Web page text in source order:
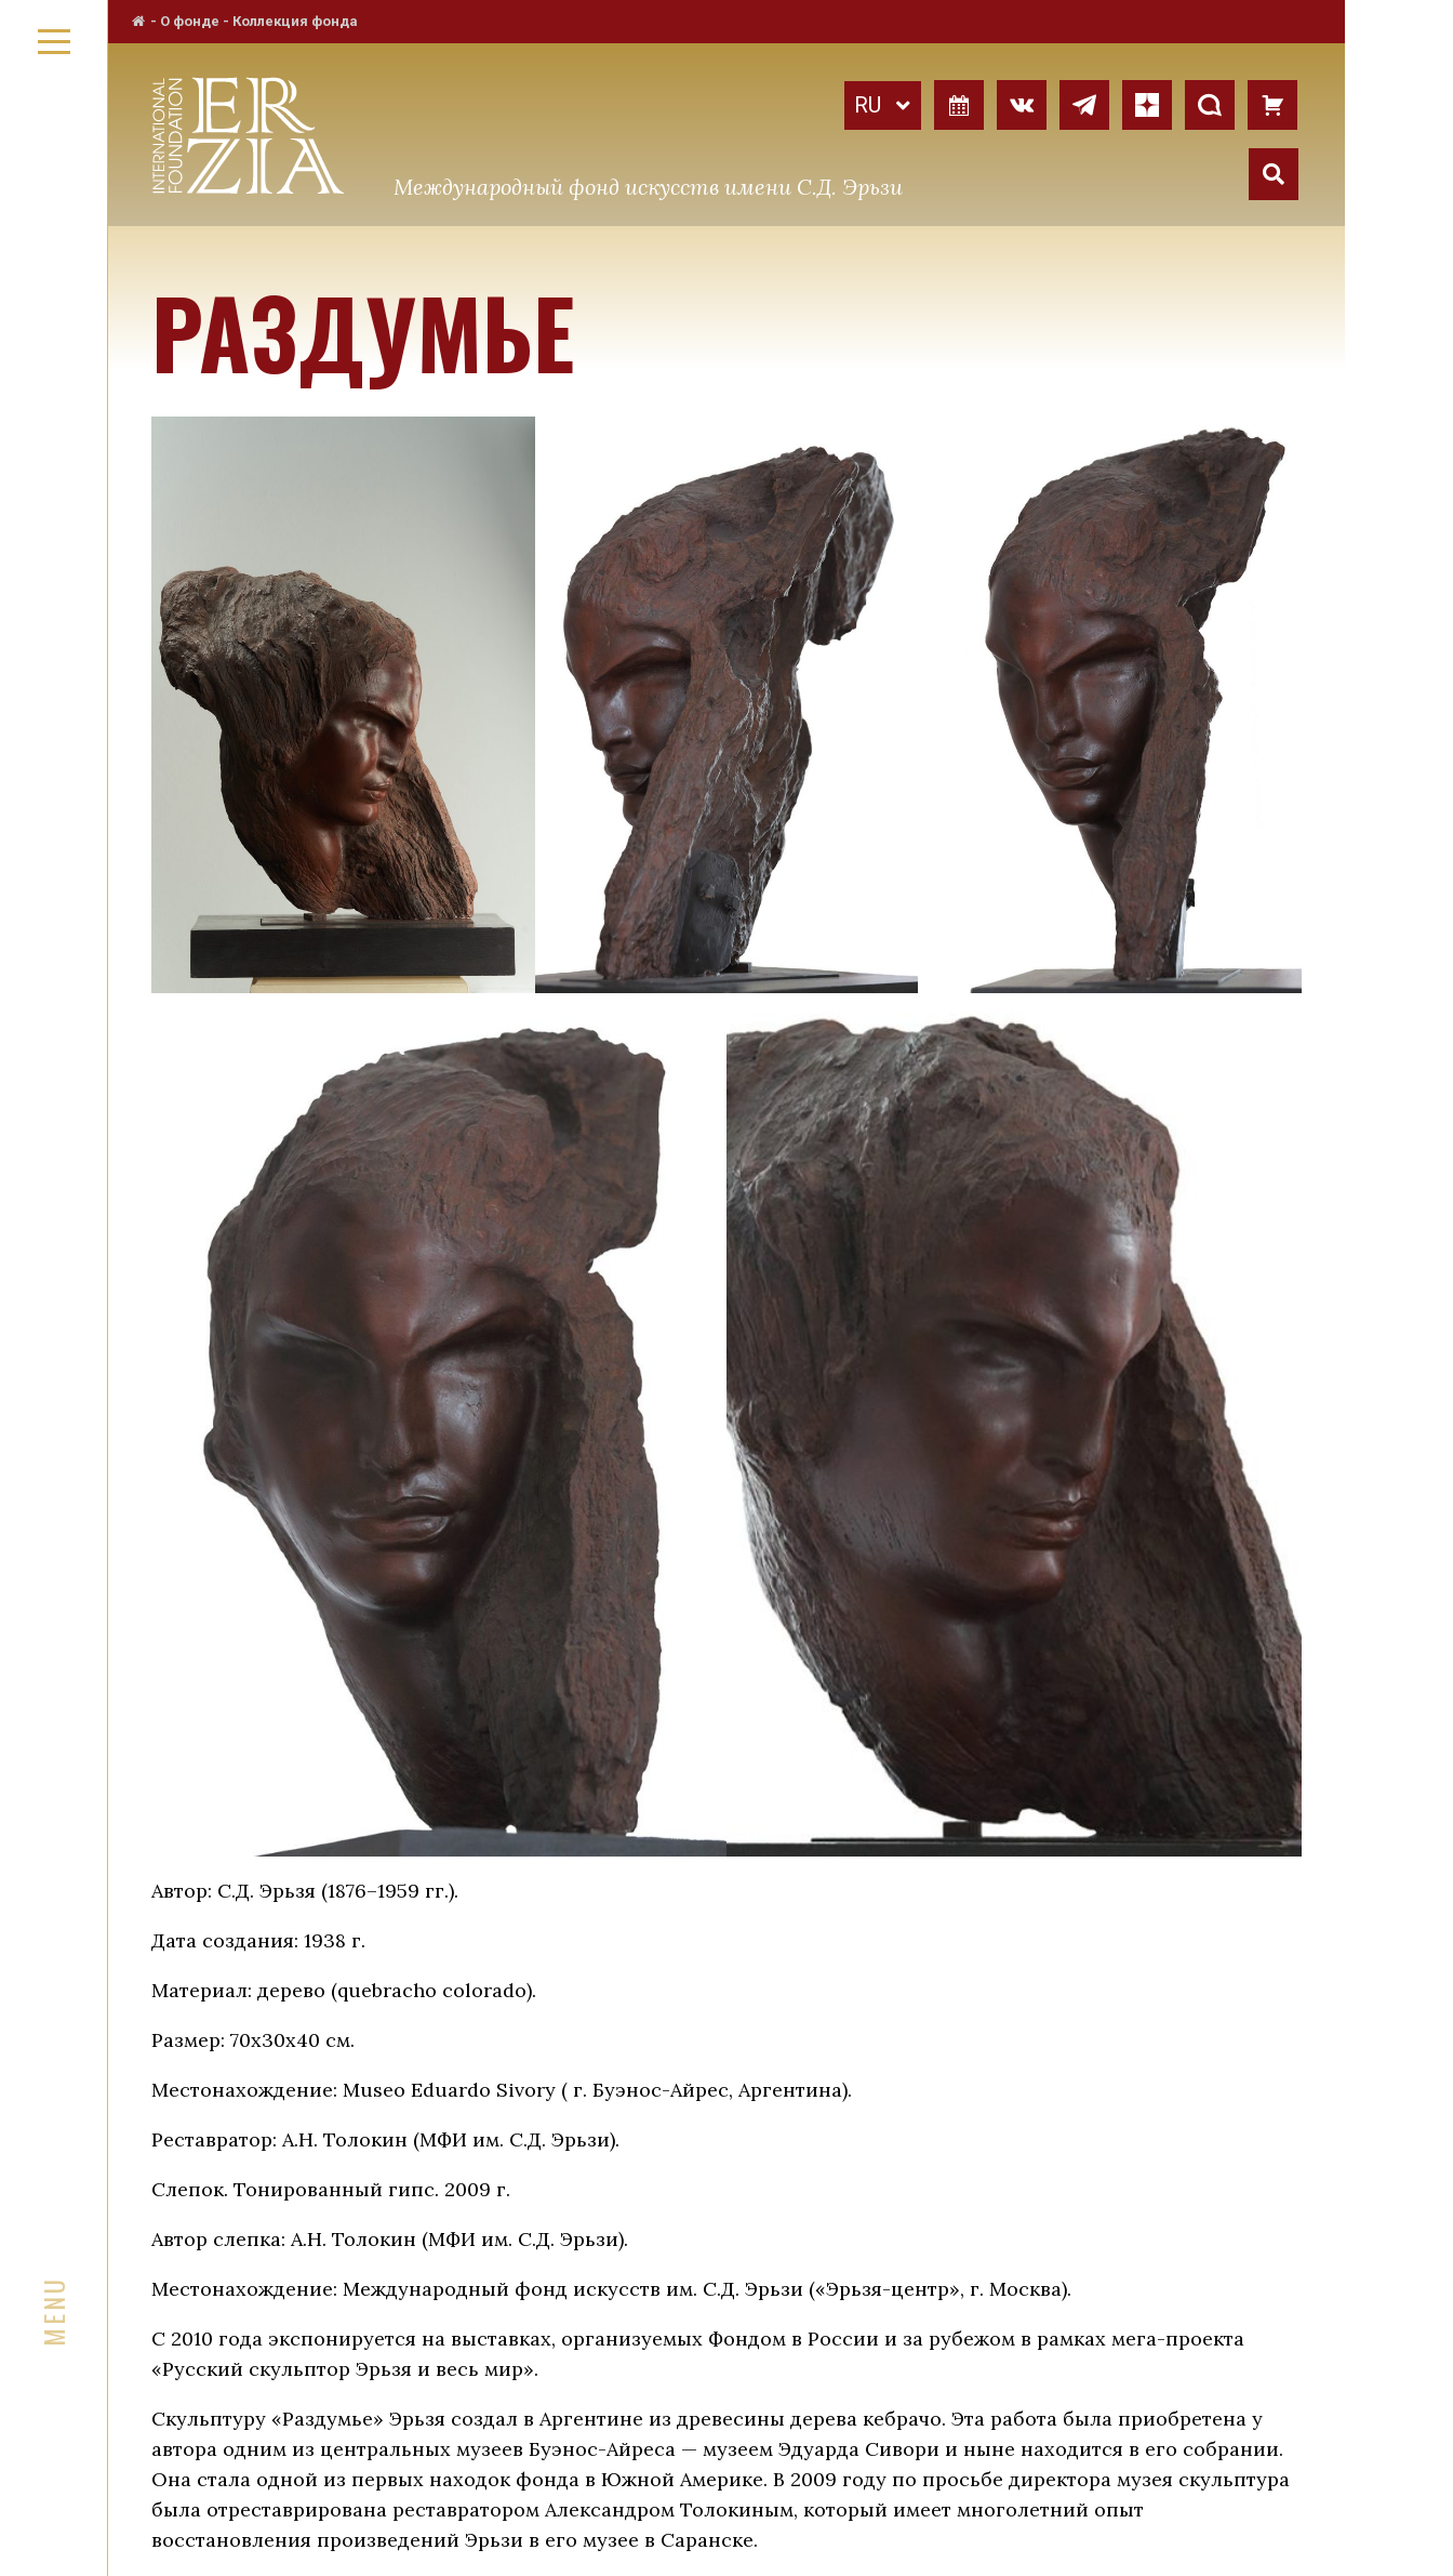
- О фонде - Коллекция фонда
Международный фонд искусств имени С.Д. Эрьзи
РАЗДУМЬЕ
Автор: С.Д. Эрьзя (1876–1959 гг.).
Дата создания: 1938 г.
Материал: дерево (quebracho colorado).
Размер: 70х30х40 см.
Местонахождение: Museo Eduardo Sivory ( г. Буэнос-Айрес, Аргентина).
Реставратор: А.Н. Толокин (МФИ им. С.Д. Эрьзи).
Слепок. Тонированный гипс. 2009 г.
Автор слепка: А.Н. Толокин (МФИ им. С.Д. Эрьзи).
Местонахождение: Международный фонд искусств им. С.Д. Эрьзи («Эрьзя-центр», г. Москва).
С 2010 года экспонируется на выставках, организуемых Фондом в России и за рубежом в рамках мега-проекта
«Русский скульптор Эрьзя и весь мир».
Скульптуру «Раздумье» Эрьзя создал в Аргентине из древесины дерева кебрачо. Эта работа была приобретена у
автора одним из центральных музеев Буэнос-Айреса — музеем Эдуарда Сивори и ныне находится в его собрании.
Она стала одной из первых находок фонда в Южной Америке. В 2009 году по просьбе директора музея скульптура
была отреставрирована реставратором Александром Толокиным, который имеет многолетний опыт
восстановления произведений Эрьзи в его музее в Саранске.